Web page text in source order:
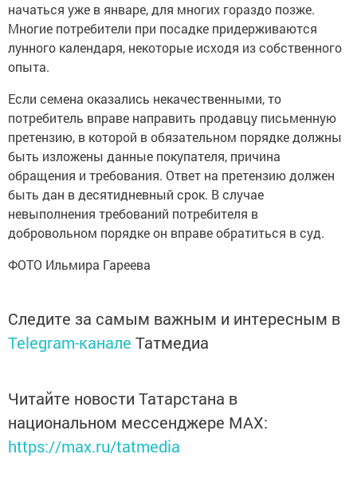
начаться уже в январе, для многих гораздо позже.
Многие потребители при посадке придерживаются
лунного календаря, некоторые исходя из собственного
опыта.
Если семена оказались некачественными, то
потребитель вправе направить продавцу письменную
претензию, в которой в обязательном порядке должны
быть изложены данные покупателя, причина
обращения и требования. Ответ на претензию должен
быть дан в десятидневный срок. В случае
невыполнения требований потребителя в
добровольном порядке он вправе обратиться в суд.
ФОТО Ильмира Гареева
Следите за самым важным и интересным в
Telegram-канале Татмедиа
Читайте новости Татарстана в
национальном мессенджере MАХ:
https://max.ru/tatmedia